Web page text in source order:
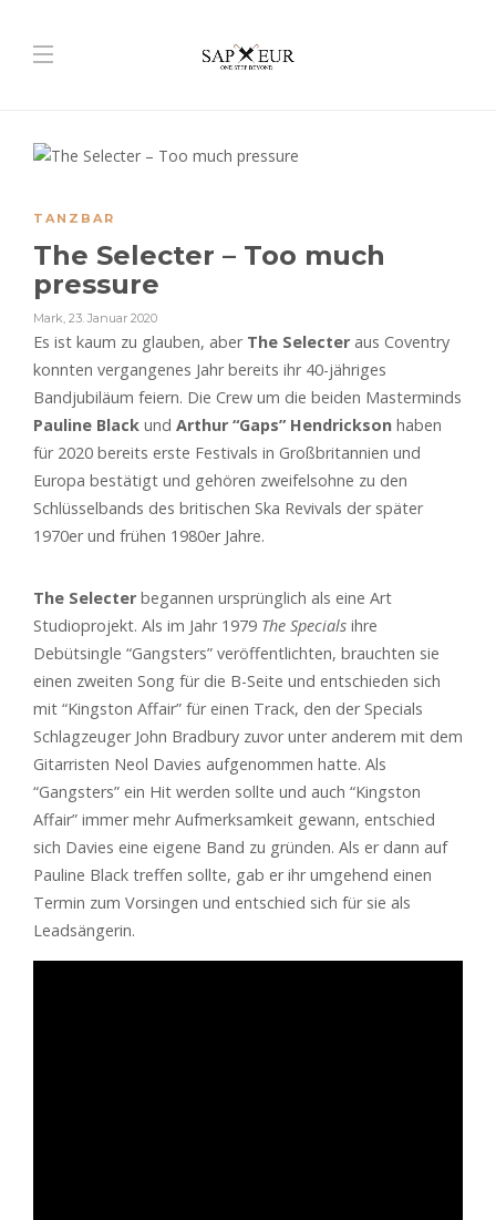
TANZBAR
The Selecter – Too much
pressure
Mark, 23. Januar 2020
Es ist kaum zu glauben, aber The Selecter aus Coventry
konnten vergangenes Jahr bereits ihr 40-jähriges
Bandjubiläum feiern. Die Crew um die beiden Masterminds
Pauline Black und Arthur “Gaps” Hendrickson haben
für 2020 bereits erste Festivals in Großbritannien und
Europa bestätigt und gehören zweifelsohne zu den
Schlüsselbands des britischen Ska Revivals der später
1970er und frühen 1980er Jahre.
The Selecter begannen ursprünglich als eine Art
Studioprojekt. Als im Jahr 1979 The Specials ihre
Debütsingle “Gangsters” veröffentlichten, brauchten sie
einen zweiten Song für die B-Seite und entschieden sich
mit “Kingston Affair” für einen Track, den der Specials
Schlagzeuger John Bradbury zuvor unter anderem mit dem
Gitarristen Neol Davies aufgenommen hatte. Als
“Gangsters” ein Hit werden sollte und auch “Kingston
Affair” immer mehr Aufmerksamkeit gewann, entschied
sich Davies eine eigene Band zu gründen. Als er dann auf
Pauline Black treffen sollte, gab er ihr umgehend einen
Termin zum Vorsingen und entschied sich für sie als
Leadsängerin.